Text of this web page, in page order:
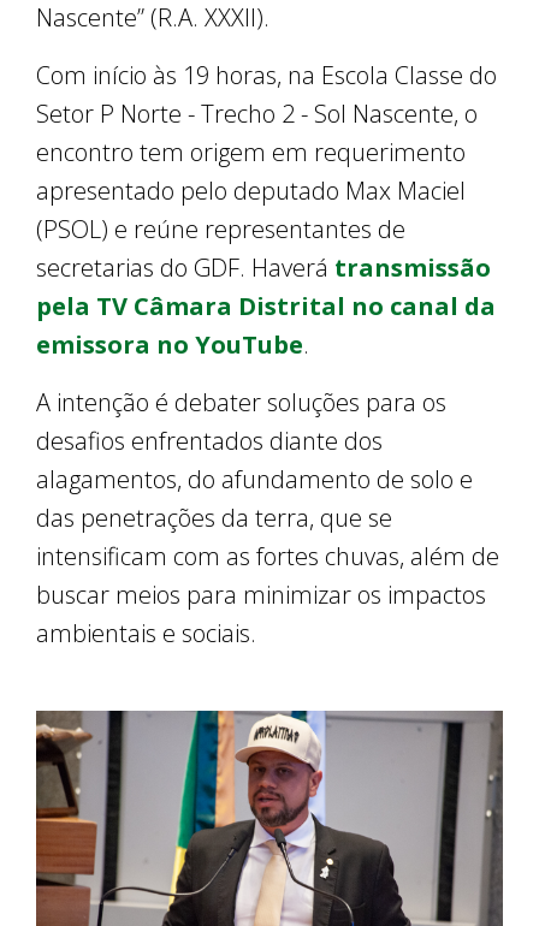
Nascente” (R.A. XXXII).
Com início às 19 horas, na Escola Classe do
Setor P Norte - Trecho 2 - Sol Nascente, o
encontro tem origem em requerimento
apresentado pelo deputado Max Maciel
(PSOL) e reúne representantes de
secretarias do GDF. Haverá transmissão
pela TV Câmara Distrital no canal da
emissora no YouTube.
A intenção é debater soluções para os
desafios enfrentados diante dos
alagamentos, do afundamento de solo e
das penetrações da terra, que se
intensificam com as fortes chuvas, além de
buscar meios para minimizar os impactos
ambientais e sociais.